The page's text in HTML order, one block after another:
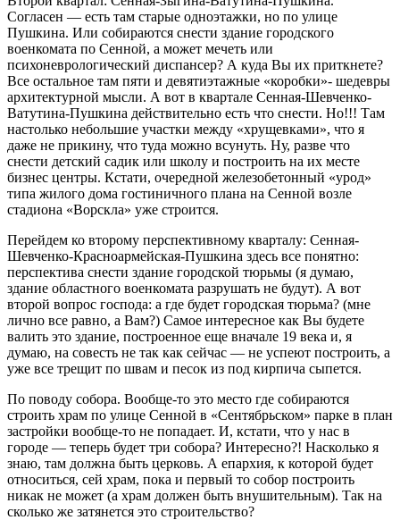
Согласен — есть там старые одноэтажки, но по улице
Пушкина. Или собираются снести здание городского
военкомата по Сенной, а может мечеть или
психоневрологический диспансер? А куда Вы их приткнете?
Все остальное там пяти и девятиэтажные «коробки»- шедевры
архитектурной мысли. А вот в квартале Сенная-Шевченко-
Ватутина-Пушкина действительно есть что снести. Но!!! Там
настолько небольшие участки между «хрущевками», что я
даже не прикину, что туда можно всунуть. Ну, разве что
снести детский садик или школу и построить на их месте
бизнес центры. Кстати, очередной железобетонный «урод»
типа жилого дома гостиничного плана на Сенной возле
стадиона «Ворскла» уже строится.
Перейдем ко второму перспективному кварталу: Сенная-
Шевченко-Красноармейская-Пушкина здесь все понятно:
перспектива снести здание городской тюрьмы (я думаю,
здание областного военкомата разрушать не будут). А вот
второй вопрос господа: а где будет городская тюрьма? (мне
лично все равно, а Вам?) Самое интересное как Вы будете
валить это здание, построенное еще вначале 19 века и, я
думаю, на совесть не так как сейчас — не успеют построить, а
уже все трещит по швам и песок из под кирпича сыпется.
По поводу собора. Вообще-то это место где собираются
строить храм по улице Сенной в «Сентябрьском» парке в план
застройки вообще-то не попадает. И, кстати, что у нас в
городе — теперь будет три собора? Интересно?! Насколько я
знаю, там должна быть церковь. А епархия, к которой будет
относиться, сей храм, пока и первый то собор построить
никак не может (а храм должен быть внушительным). Так на
сколько же затянется это строительство?